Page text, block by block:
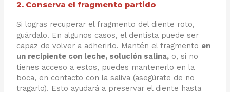
2. Conserva el fragmento partido
Si logras recuperar el fragmento del diente roto,
guárdalo. En algunos casos, el dentista puede ser
capaz de volver a adherirlo. Mantén el fragmento en
un recipiente con leche, solución salina, o, si no
tienes acceso a estos, puedes mantenerlo en la
boca, en contacto con la saliva (asegúrate de no
tragarlo). Esto ayudará a preservar el diente hasta